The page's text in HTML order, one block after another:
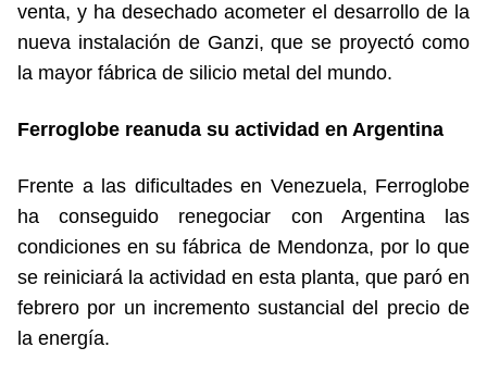
venta, y ha desechado acometer el desarrollo de la
nueva instalación de Ganzi, que se proyectó como
la mayor fábrica de silicio metal del mundo.
Ferroglobe reanuda su actividad en Argentina
Frente a las dificultades en Venezuela, Ferroglobe
ha conseguido renegociar con Argentina las
condiciones en su fábrica de Mendonza, por lo que
se reiniciará la actividad en esta planta, que paró en
febrero por un incremento sustancial del precio de
la energía.